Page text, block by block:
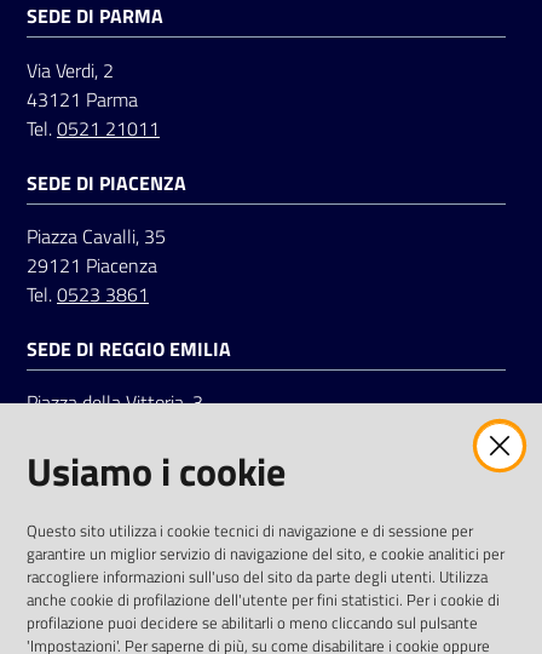
Registrati
Seguici
su
SEDE DI PARMA
Via Verdi, 2
43121 Parma
Tel.0521 21011
SEDE DI PIACENZA
Piazza Cavalli, 35
29121 Piacenza
Tel.0523 3861
SEDE DI REGGIO EMILIA
Piazza della Vittoria, 3
Tel.0522 7961
LinkedinFacebookInstagram
Usiamo i cookie
Questo sito utilizza i cookie tecnici di navigazione e di sessione per
garantire un miglior servizio di navigazione del sito, e cookie analitici per
raccogliere informazioni sull'uso del sito da parte degli utenti. Utilizza
anche cookie di profilazione dell'utente per fini statistici. Per i cookie di
profilazione puoi decidere se abilitarli o meno cliccando sul pulsante
'Impostazioni'. Per saperne di più, su come disabilitare i cookie oppure